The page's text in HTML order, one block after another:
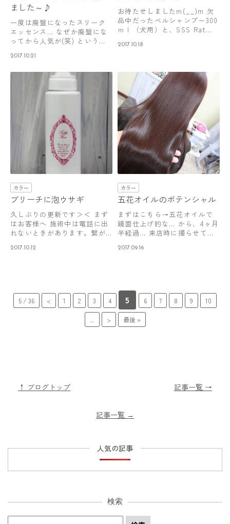
ました～♪
一度は廃盤になったスリーク
エッセンス… なぜか廃盤にな
ってから人気が(笑) というこ
2017.10.21
お待たせしましたm(__)m 欠
品中だったベルシャンプー300
ｍｌ（犬用）と、SSS Rat…
2017.10.18
カラー
ブリーチに泡ウサギ
久しぶりの更新です＞＜ まず
はお客様へ 施術中は電話に出
れないときがあります。繋が
2017.10.12
カラー
五花オイルのポテンシャル
まずはこちら→五花オイルで
鏡面仕上げ的な… から、4ヶ月
半経過… 来店時に撮らせても
2017.09.16
5 / 36 < 1 2 3 4 5 6 7 8 9 10
> 最後 »
↑ ブログトップ 記事一覧 →
記事一覧 →
人気の記事
検索